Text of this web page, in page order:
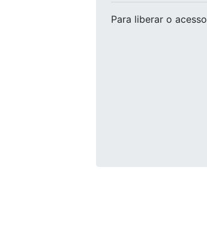
Para liberar o acesso